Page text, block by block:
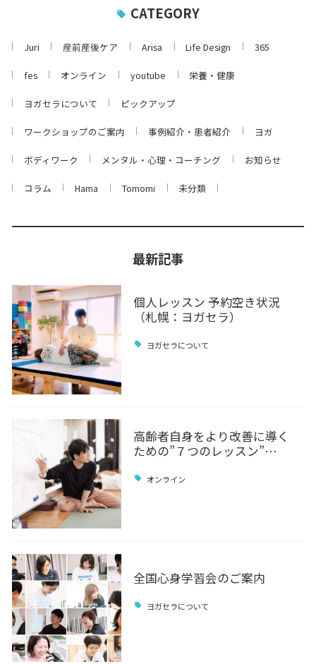
CATEGORY
Juri 産前産後ケア Arisa Life Design 365
fes オンライン youtube 栄養・健康
ヨガセラについて ピックアップ
ワークショップのご案内 事例紹介・患者紹介 ヨガ
ボディワーク メンタル・心理・コーチング お知らせ
コラム Hama Tomomi 未分類
最新記事
個人レッスン 予約空き状況
（札幌：ヨガセラ）
ヨガセラについて
高齢者自身をより改善に導く
ための”７つのレッスン”…
オンライン
全国心身学習会のご案内
ヨガセラについて